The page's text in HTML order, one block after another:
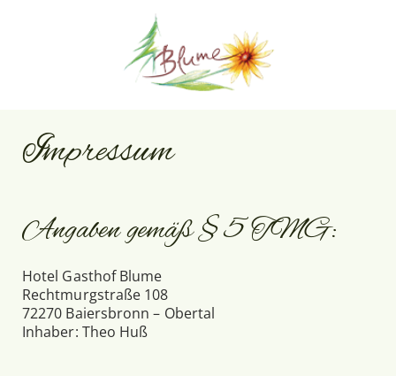
Impressum
Angaben gemäß § 5 TMG:
Hotel Gasthof Blume
Rechtmurgstraße 108
72270 Baiersbronn – Obertal
Inhaber: Theo Huß